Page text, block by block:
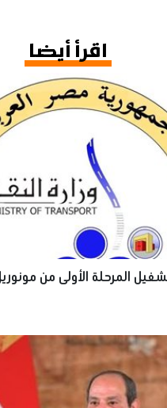
اقرأ أيضا
المرحلة الأولى من